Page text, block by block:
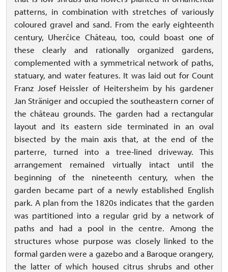
patterns, in combination with stretches of variously
coloured gravel and sand. From the early eighteenth
century, Uherčice Château, too, could boast one of
these clearly and rationally organized gardens,
complemented with a symmetrical network of paths,
statuary, and water features. It was laid out for Count
Franz Josef Heissler of Heitersheim by his gardener
Jan Sträniger and occupied the southeastern corner of
the château grounds. The garden had a rectangular
layout and its eastern side terminated in an oval
bisected by the main axis that, at the end of the
parterre, turned into a tree-lined driveway. This
arrangement remained virtually intact until the
beginning of the nineteenth century, when the
garden became part of a newly established English
park. A plan from the 1820s indicates that the garden
was partitioned into a regular grid by a network of
paths and had a pool in the centre. Among the
structures whose purpose was closely linked to the
formal garden were a gazebo and a Baroque orangery,
the latter of which housed citrus shrubs and other